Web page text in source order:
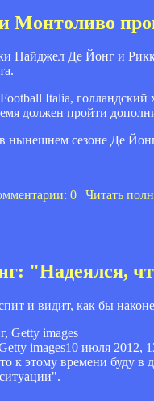
Монтоливо
Найджел Де Йонг и
Italia,
должен пройти
нынешнем сезоне Де
0 | Читать
"Надеялся,
и видит, как бы
images10 июля 2012,
к этому времени буду